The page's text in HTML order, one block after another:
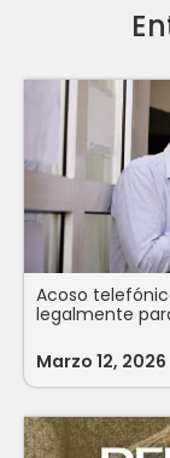
Acoso
legalmente
Marzo 12, 2026